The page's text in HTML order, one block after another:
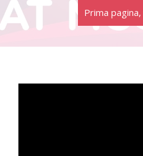
Prima pagina,